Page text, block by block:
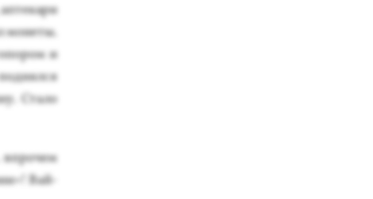
мо­неты.
и
Ста­ло
впро­чем
Вай­